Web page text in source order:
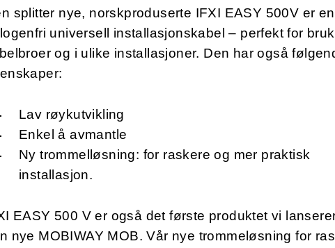
splitter nye, norskproduserte IFXI EASY 500V er en
universell installasjonskabel – perfekt for
og i ulike installasjoner. Den har også
Lav røykutvikling
Enkel å avmantle
Ny trommelløsning: for raskere og mer praktisk
installasjon.
EASY 500 V er også det første produktet vi
nye MOBIWAY MOB. Vår nye trommeløsning for